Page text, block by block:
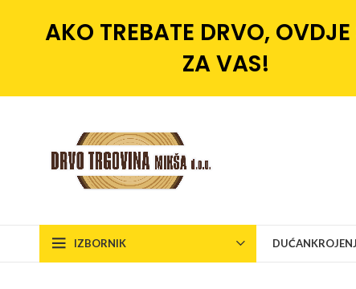
AKO TREBATE DRVO,
ZA VAS!
IZBORNIK DUĆAN